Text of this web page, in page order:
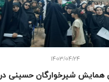
۱۴۰۳/۰۴/۲۴
همایش شیرخوارگان حسینی در